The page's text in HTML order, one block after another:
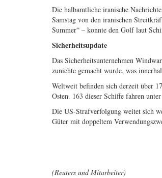
Die halbamtliche iranische
Samstag von den iranischen
Summer“ – konnte den Golf laut
Sicherheitsupdate
Das Sicherheitsunternehmen
zunichte gemacht wurde, was
Weltweit befinden sich derzeit über
Osten. 163 dieser Schiffe fahren
Die US-Strafverfolgung weitet sich
Güter mit doppeltem
(Reuters und Mitarbeiter)